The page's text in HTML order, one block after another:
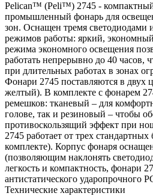
Pelican™ (Peli™) 2745 -
промышленный фонарь для
зон. Оснащен тремя светодиодами
режимов работы: яркий,
режима экономного освещения
работать непрерывно до 40 часов,
при длительных работах в зонах
Фонари 2745 поставляются в двух
желтый). В комплекте с фонарем
ремешков: тканевый – для
голове, так и резиновый – чтобы
противоскользящий эффект при
2745 работает от трех
комплекте). Корпус фонаря
(позволяющим наклонять
легкость и компактность, фонари
антистатического ударопрочного
Технические характеристики